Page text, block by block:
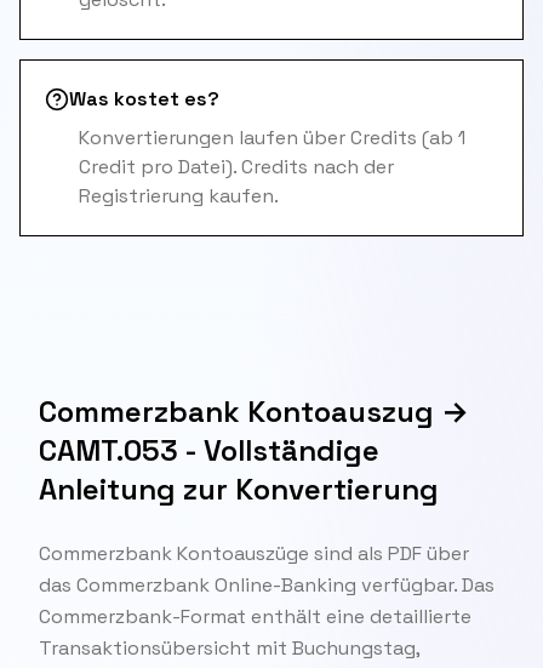
Was kostet es?
Konvertierungen laufen über Credits (ab 1
Credit pro Datei). Credits nach der
Registrierung kaufen.
Commerzbank Kontoauszug →
CAMT.053 - Vollständige
Anleitung zur Konvertierung
Commerzbank Kontoauszüge sind als PDF über
das Commerzbank Online-Banking verfügbar. Das
Commerzbank-Format enthält eine detaillierte
Transaktionsübersicht mit Buchungstag,